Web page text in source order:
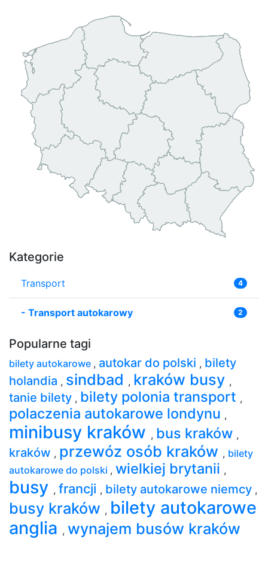
Kategorie
Transport 4
- Transport autokarowy 2
Popularne tagi
bilety autokarowe , autokar do polski , bilety
holandia , sindbad , kraków busy ,
tanie bilety , bilety polonia transport ,
polaczenia autokarowe londynu ,
minibusy kraków , bus kraków ,
kraków , przewóz osób kraków , bilety
autokarowe do polski , wielkiej brytanii ,
busy , francji , bilety autokarowe niemcy ,
busy kraków , bilety autokarowe
anglia , wynajem busów kraków